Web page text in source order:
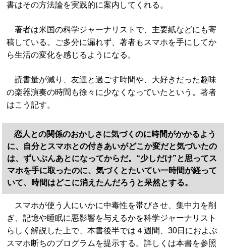
書はその方法論を実践的に案内してくれる。
著者は米国の科学ジャーナリストで、主要紙などにも寄
稿している。ご多分に漏れず、著者もスマホを手にしてか
ら生活の変化を感じるようになる。
読書量が減り、友達と過ごす時間や、大好きだった趣味
の楽器演奏の時間も徐々に少なくなっていたという。著者
はこう記す。
恋人との関係のおかしさに気づくのに時間がかかるよう
に、自分とスマホとの付きあいがどこか変だと気づいたの
は、ずいぶんあとになってからだ。“少しだけ”と思ってス
マホを手に取ったのに、気づくとたいてい一時間が経って
いて、時間はどこに消えたんだろうと呆然とする。
スマホが使う人にいかに中毒性を帯びさせ、集中力を削
ぎ、記憶や睡眠に悪影響を与えるかを科学ジャーナリスト
らしく解説した上で、本書後半では４週間、30日におよぶ
スマホ断ちのプログラムを提示する。詳しくは本書を参照